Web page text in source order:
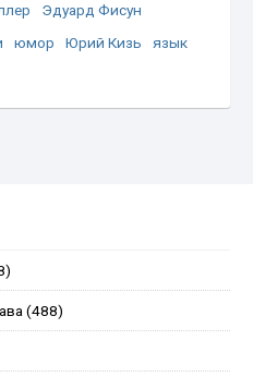
Эдуард Фисун
юмор Юрий Кизь
язык
(488)